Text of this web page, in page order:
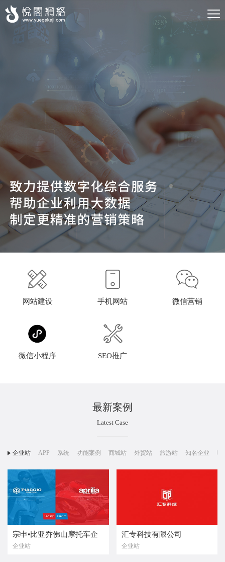
网站建设 手机网站 微信营销
微信小程序 SEO推广
最新案例
Latest Case
企业站 APP 系统 功能案例 商城站 外贸站 旅游站 知名企业 响
宗申•比亚乔佛山摩托车企
业有限公司
企业站
汇专科技有限公司
企业站